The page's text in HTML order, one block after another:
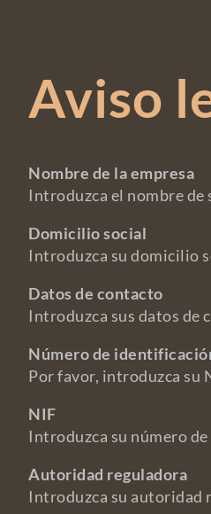
Aviso
Nombre de la empresa
Introduzca el nombre de
Domicilio social
Introduzca su domicilio
Datos de contacto
Introduzca sus datos de
Número de
Por favor, introduzca su
NIF
Introduzca su número de
Autoridad reguladora
Introduzca su autoridad